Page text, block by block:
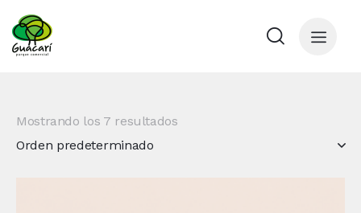
Mostrando los 7 resultados